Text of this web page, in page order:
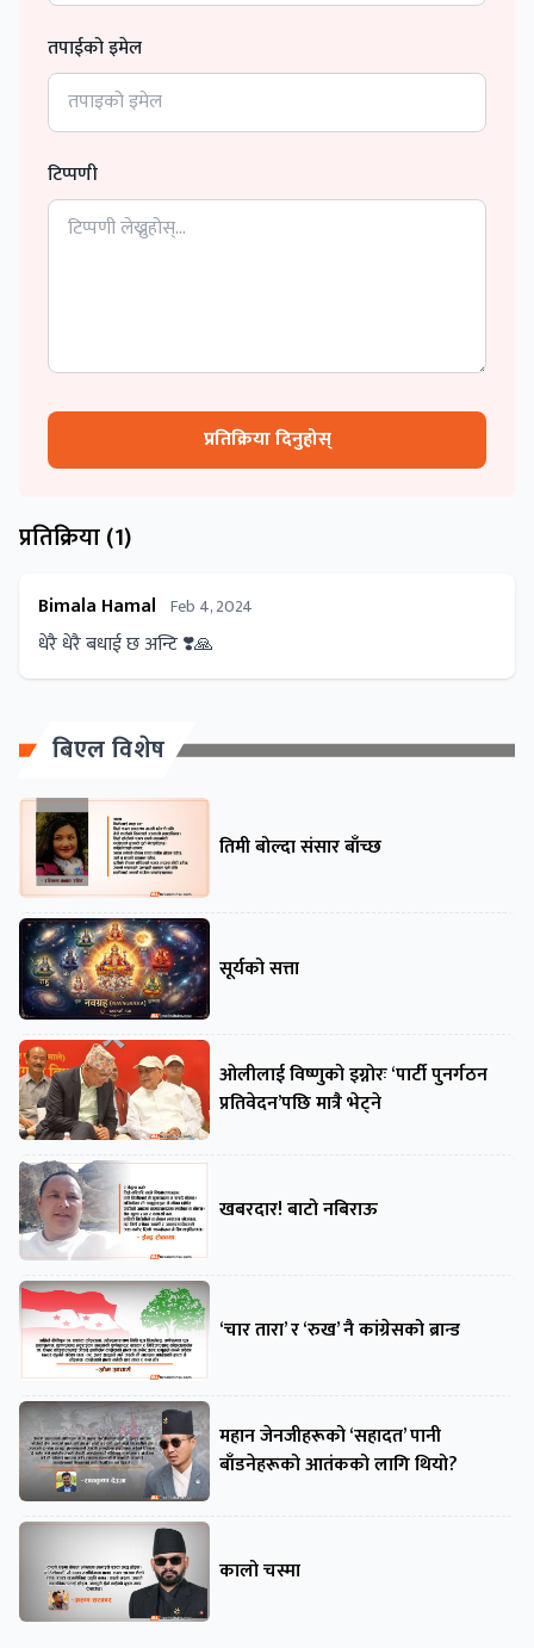
तपाईको इमेल
टिप्पणी
प्रतिक्रिया दिनुहोस्
प्रतिक्रिया (1)
Bimala Hamal Feb 4, 2024
धेरै धेरै बधाई छ अन्टि ❣️🙏
बिएल विशेष
तिमी बोल्दा संसार बाँच्छ
सूर्यको सत्ता
ओलीलाई विष्णुको इग्नोरः ‘पार्टी पुनर्गठन
प्रतिवेदन’पछि मात्रै भेट्ने
खबरदार! बाटो नबिराऊ
‘चार तारा’ र ‘रुख’ नै कांग्रेसको ब्रान्ड
महान जेनजीहरूको ‘सहादत’ पानी
बाँडनेहरूको आतंकको लागि थियो?
कालो चस्मा